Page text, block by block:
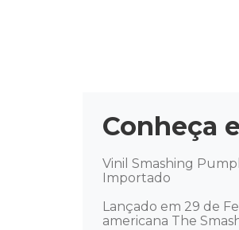
Conheça
Vinil Smashing
Importado
Lançado em 29 de
americana The